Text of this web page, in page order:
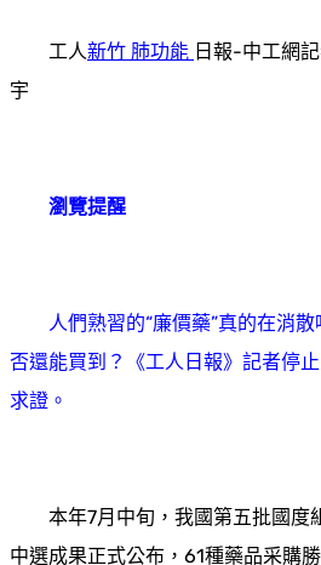
工人新竹 肺功能 日報-中工網
宇
瀏覽提醒
人們熟習的“廉價藥”真的在消散
否還能買到？《工人日報》記者停
求證。
本年7月中旬，我國第五批國度
中選成果正式公布，61種藥品采購